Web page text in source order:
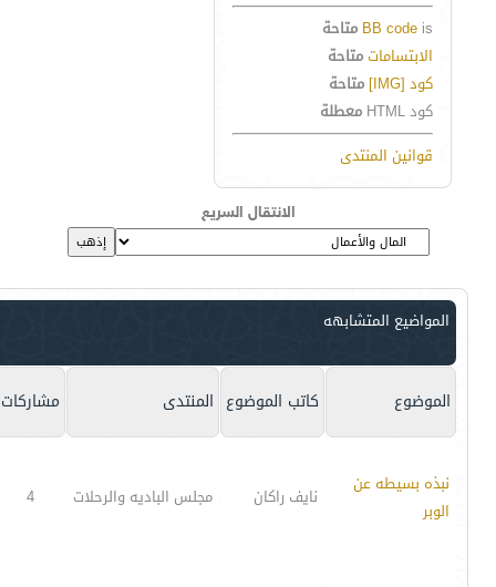
BB code is
متاحة
الابتساماتمتاحة
كود [IMG]
متاحة
كود HTML
معطلة
قوانين المنتدى
الانتقال السريع
المواضيع المتشابهه
الموضوع كاتب الموضوع المنتدى مشاركات
نبذه بسيطه عن
الوبر
نايف راكان مجلس الباديه والرحلات 4